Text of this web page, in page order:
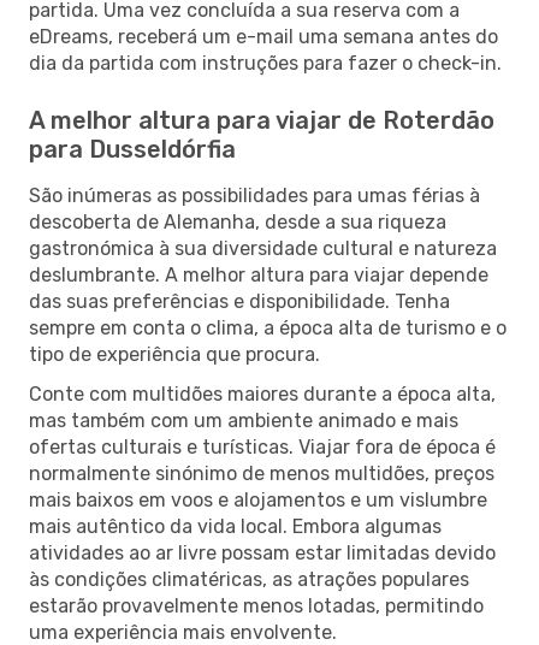
partida. Uma vez concluída a sua reserva com a
eDreams, receberá um e-mail uma semana antes do
dia da partida com instruções para fazer o check-in.
A melhor altura para viajar de Roterdão
para Dusseldórfia
São inúmeras as possibilidades para umas férias à
descoberta de Alemanha, desde a sua riqueza
gastronómica à sua diversidade cultural e natureza
deslumbrante. A melhor altura para viajar depende
das suas preferências e disponibilidade. Tenha
sempre em conta o clima, a época alta de turismo e o
tipo de experiência que procura.
Conte com multidões maiores durante a época alta,
mas também com um ambiente animado e mais
ofertas culturais e turísticas. Viajar fora de época é
normalmente sinónimo de menos multidões, preços
mais baixos em voos e alojamentos e um vislumbre
mais autêntico da vida local. Embora algumas
atividades ao ar livre possam estar limitadas devido
às condições climatéricas, as atrações populares
estarão provavelmente menos lotadas, permitindo
uma experiência mais envolvente.